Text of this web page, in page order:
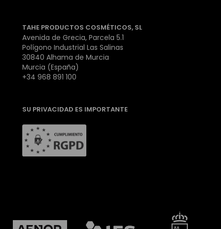
TAHE PRODUCTOS COSMÉTICOS, SL
Avenida de Grecia, Parcela 5.1
Polígono Industrial Las Salinas
30840 Alhama de Murcia
Murcia (España)
+34 968 891 100
SU PRIVACIDAD ES IMPORTANTE